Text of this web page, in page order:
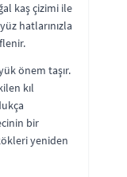
kaş çizimi ile
hatlarınızla
önem taşır.
kıl
bir
yeniden